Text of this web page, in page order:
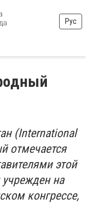
Рус
(International
отмечается
этой
на
конгрессе,